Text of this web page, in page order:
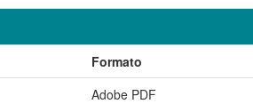
Formato
Adobe PDF